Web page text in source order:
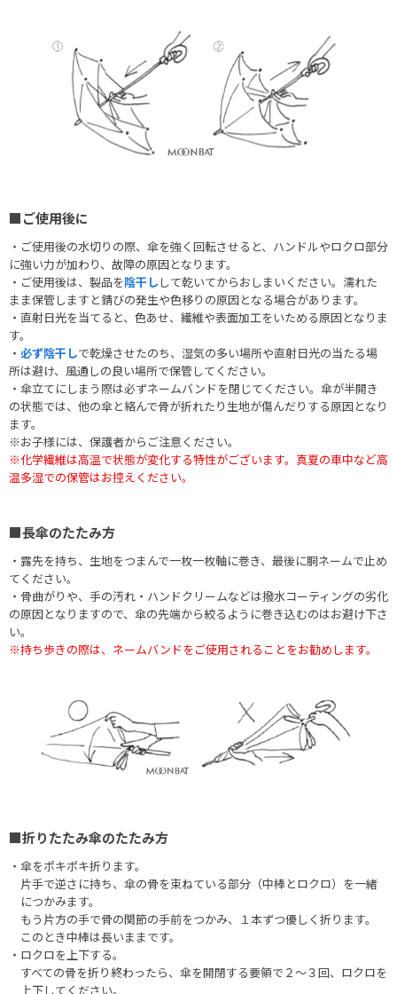
■ご使用後に
・ご使用後の水切りの際、傘を強く回転させると、ハンドルやロクロ部分
に強い力が加わり、故障の原因となります。
・ご使用後は、製品を陰干し して乾いてからおしまいください。濡れた
まま保管しますと錆びの発生や色移りの原因となる場合があります。
・直射日光を当てると、色あせ、繊維や表面加工をいためる原因となりま
す。
・ 必ず陰干しで乾燥させたのち、湿気の多い場所や直射日光の当たる場
所は避け、風通しの良い場所で保管してください。
・傘立てにしまう際は必ずネームバンドを閉じてください。傘が半開き
の状態では、他の傘と絡んで骨が折れたり生地が傷んだりする原因となり
ます。
※お子様には、保護者からご注意ください。
※化学繊維は高温で状態が変化する特性がございます。真夏の車中など高
温多湿での保管はお控えください。
■長傘のたたみ方
・露先を持ち、生地をつまんで一枚一枚軸に巻き、最後に胴ネームで止め
てください。
・骨曲がりや、手の汚れ・ハンドクリームなどは撥水コーティングの劣化
の原因となりますので、傘の先端から絞るように巻き込むのはお避け下さ
い。
※持ち歩きの際は、ネームバンドをご使用されることをお勧めします。
■折りたたみ傘のたたみ方
・傘をポキポキ折ります。
片手で逆さに持ち、傘の骨を束ねている部分（中棒とロクロ）を一緒
につかみます。
もう片方の手で骨の関節の手前をつかみ、１本ずつ優しく折ります。
このとき中棒は長いままです。
・ロクロを上下する。
すべての骨を折り終わったら、傘を開閉する要領で２〜３回、ロクロを
上下してください。